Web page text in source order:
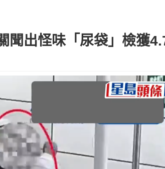
聞出怪味「尿袋」檢獲